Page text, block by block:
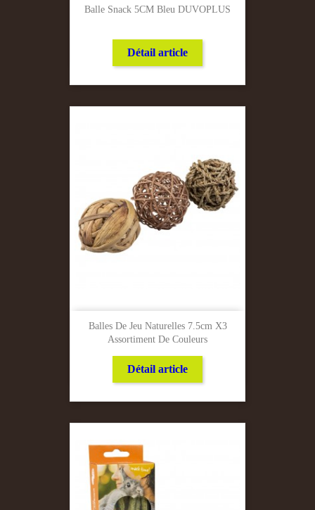
Balle Snack 5CM Bleu DUVOPLUS
Détail article
Balles De Jeu Naturelles 7.5cm X3
Assortiment De Couleurs
Détail article